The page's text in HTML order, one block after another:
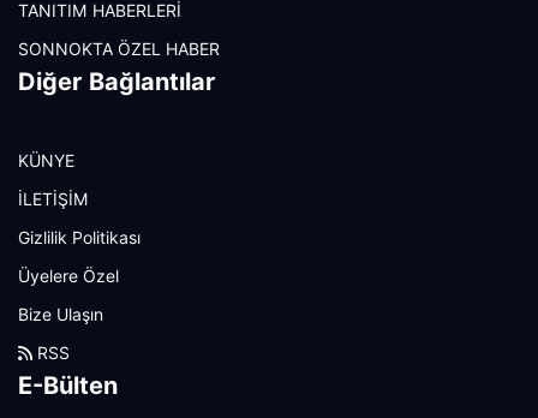
TANITIM HABERLERİ
SONNOKTA ÖZEL HABER
Diğer Bağlantılar
KÜNYE
İLETİŞİM
Gizlilik Politikası
Üyelere Özel
Bize Ulaşın
RSS
E-Bülten